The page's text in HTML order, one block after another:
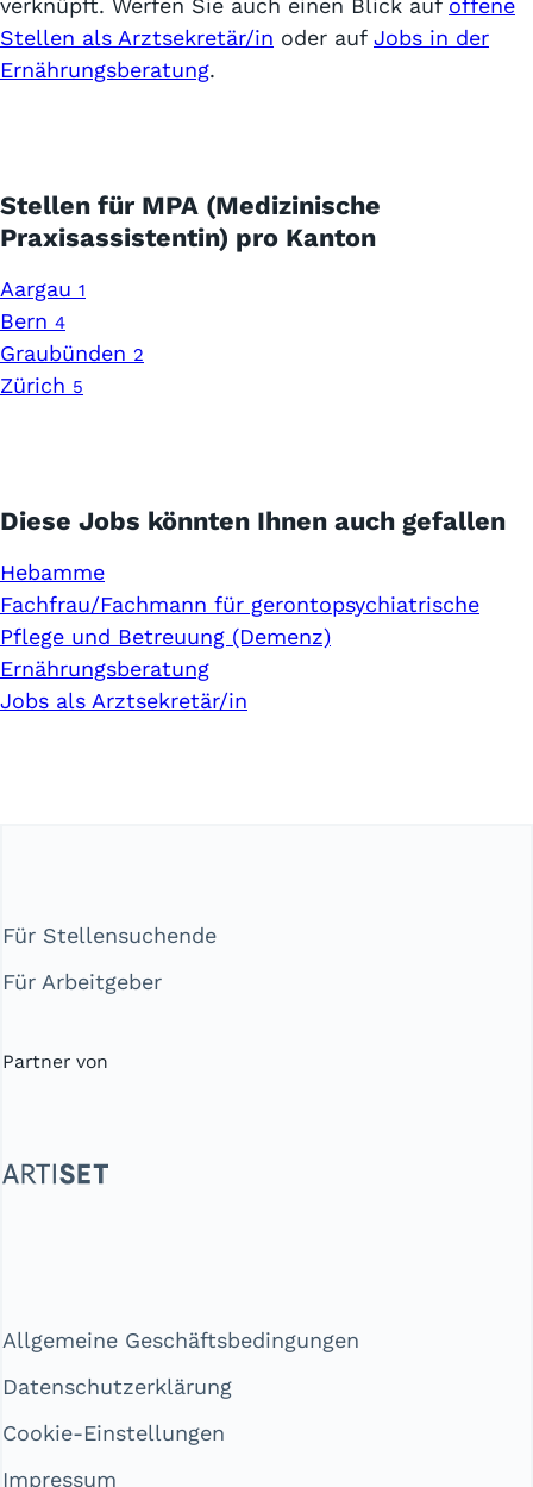
verknüpft. Werfen Sie auch einen Blick auf offene
Stellen als Arztsekretär/in oder auf Jobs in der
Ernährungsberatung.
Stellen für MPA (Medizinische
Praxisassistentin) pro Kanton
Aargau 1
Bern 4
Graubünden 2
Zürich 5
Diese Jobs könnten Ihnen auch gefallen
Hebamme
Fachfrau/Fachmann für gerontopsychiatrische
Pflege und Betreuung (Demenz)
Ernährungsberatung
Jobs als Arztsekretär/in
Für Stellensuchende
Für Arbeitgeber
Partner von
Allgemeine Geschäftsbedingungen
Datenschutzerklärung
Cookie-Einstellungen
Impressum